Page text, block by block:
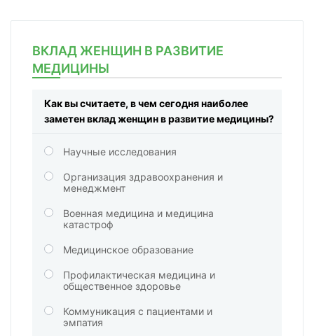
ВКЛАД ЖЕНЩИН В РАЗВИТИЕ
МЕДИЦИНЫ
Как вы считаете, в чем сегодня наиболее
заметен вклад женщин в развитие медицины?
Научные исследования
Организация здравоохранения и
менеджмент
Военная медицина и медицина
катастроф
Медицинское образование
Профилактическая медицина и
общественное здоровье
Коммуникация с пациентами и
эмпатия